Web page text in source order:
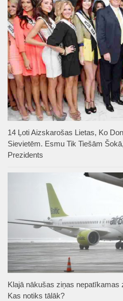
14 Ļoti Aizskarošas Lietas, Ko
Sievietēm. Esmu Tik Tiešām
Prezidents
Klajā nākušas ziņas nepatīkamas
Kas notiks tālāk?